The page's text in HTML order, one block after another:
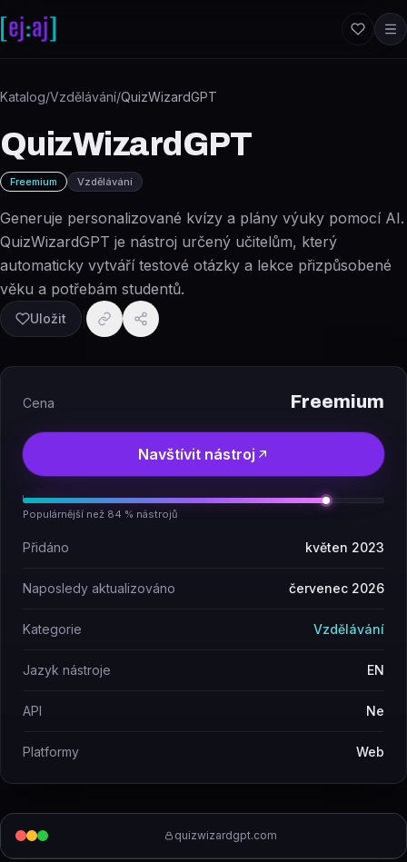
Katalog/Vzdělávání/QuizWizardGPT
QuizWizardGPT
Freemium Vzdělávání
Generuje personalizované kvízy a plány výuky pomocí AI.
QuizWizardGPT je nástroj určený učitelům, který
automaticky vytváří testové otázky a lekce přizpůsobené
věku a potřebám studentů.
Uložit
quizwizardgpt.com
Cena Freemium
Navštívit nástroj
Populárnější než 84 % nástrojů
Přidáno květen 2023
Naposledy aktualizováno červenec 2026
Kategorie Vzdělávání
Jazyk nástroje EN
API Ne
Platformy Web